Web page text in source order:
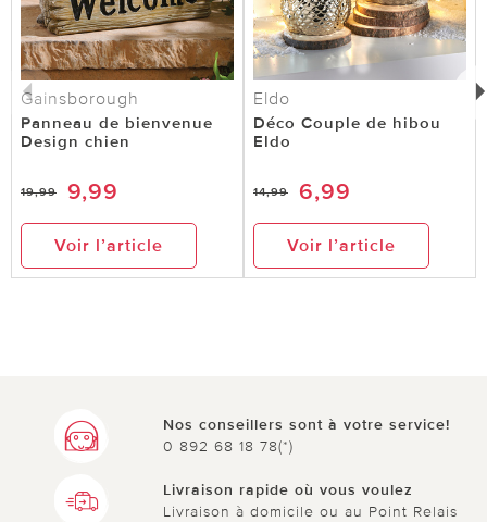
Gainsborough
Panneau de bienvenue
Design chien
19,99 9,99
Voir l’article
Eldo
Déco Couple de hibou
Eldo
14,99 6,99
Voir l’article
Nos conseillers sont à votre service!
0 892 68 18 78(*)
Livraison rapide où vous voulez
Livraison à domicile ou au Point Relais